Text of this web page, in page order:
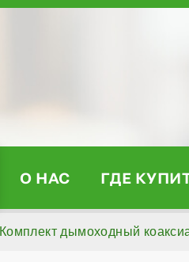
О НАС ГДЕ
Комплект дымоходный